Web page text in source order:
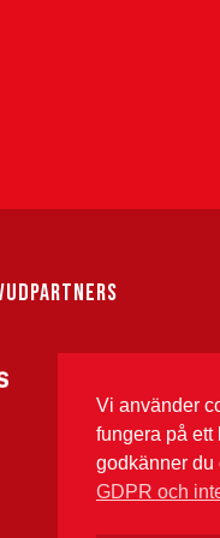
Vi använder
fungera på ett
godkänner du
GDPR och